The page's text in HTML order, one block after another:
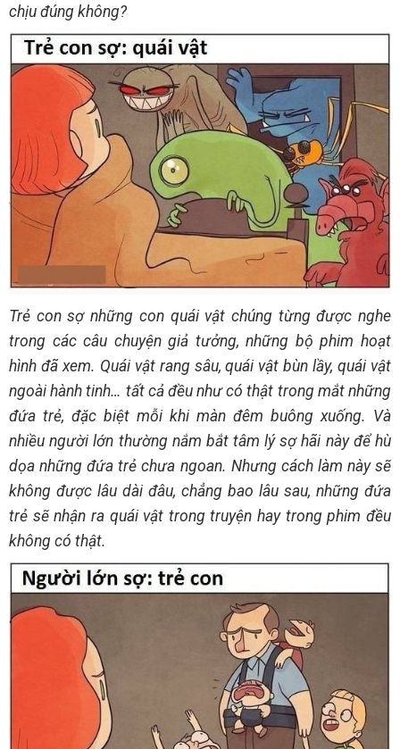
chịu đúng không?
Trẻ con sợ những con quái vật chúng từng được nghe
trong các câu chuyện giả tưởng, những bộ phim hoạt
hình đã xem. Quái vật rang sâu, quái vật bùn lầy, quái vật
ngoài hành tinh… tất cả đều như có thật trong mắt những
đứa trẻ, đặc biệt mỗi khi màn đêm buông xuống. Và
nhiều người lớn thường nắm bắt tâm lý sợ hãi này để hù
dọa những đứa trẻ chưa ngoan. Nhưng cách làm này sẽ
không được lâu dài đâu, chẳng bao lâu sau, những đứa
trẻ sẽ nhận ra quái vật trong truyện hay trong phim đều
không có thật.